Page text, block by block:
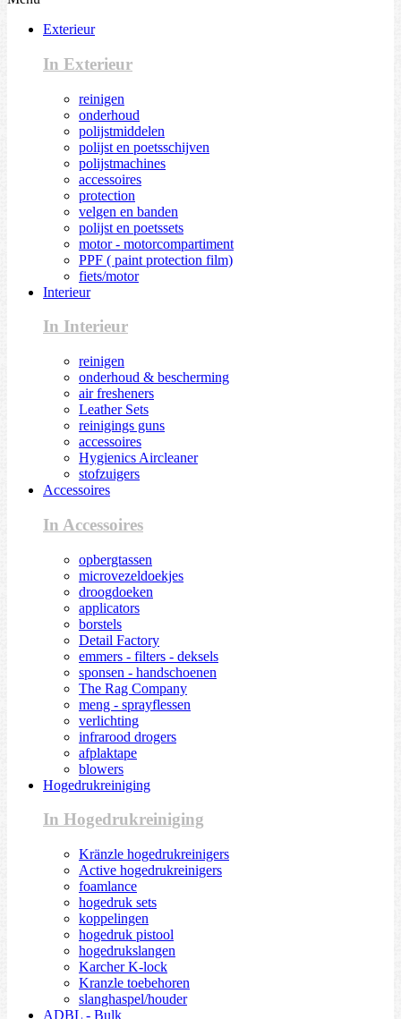
Exterieur
In Exterieur
reinigen
onderhoud
polijstmiddelen
polijst en poetsschijven
polijstmachines
accessoires
protection
velgen en banden
polijst en poetssets
motor - motorcompartiment
PPF ( paint protection film)
fiets/motor
Interieur
In Interieur
reinigen
onderhoud & bescherming
air fresheners
Leather Sets
reinigings guns
accessoires
Hygienics Aircleaner
stofzuigers
Accessoires
In Accessoires
opbergtassen
microvezeldoekjes
droogdoeken
applicators
borstels
Detail Factory
emmers - filters - deksels
sponsen - handschoenen
The Rag Company
meng - sprayflessen
verlichting
infrarood drogers
afplaktape
blowers
Hogedrukreiniging
In Hogedrukreiniging
Kränzle hogedrukreinigers
Active hogedrukreinigers
foamlance
hogedruk sets
koppelingen
hogedruk pistool
hogedrukslangen
Karcher K-lock
Kranzle toebehoren
slanghaspel/houder
ADBL - Bulk